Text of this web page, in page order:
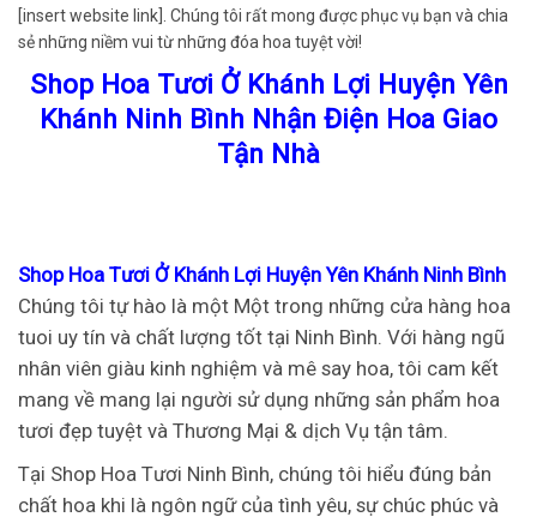
[insert website link]. Chúng tôi rất mong được phục vụ bạn và chia
sẻ những niềm vui từ những đóa hoa tuyệt vời!
Shop Hoa Tươi Ở Khánh Lợi Huyện Yên
Khánh Ninh Bình Nhận Điện Hoa Giao
Tận Nhà
Shop Hoa Tươi Ở Khánh Lợi Huyện Yên Khánh Ninh Bình
Chúng tôi tự hào là một Một trong những cửa hàng hoa
tuoi uy tín và chất lượng tốt tại Ninh Bình. Với hàng ngũ
nhân viên giàu kinh nghiệm và mê say hoa, tôi cam kết
mang về mang lại người sử dụng những sản phẩm hoa
tươi đẹp tuyệt và Thương Mại & dịch Vụ tận tâm.
Tại Shop Hoa Tươi Ninh Bình, chúng tôi hiểu đúng bản
chất hoa khi là ngôn ngữ của tình yêu, sự chúc phúc và